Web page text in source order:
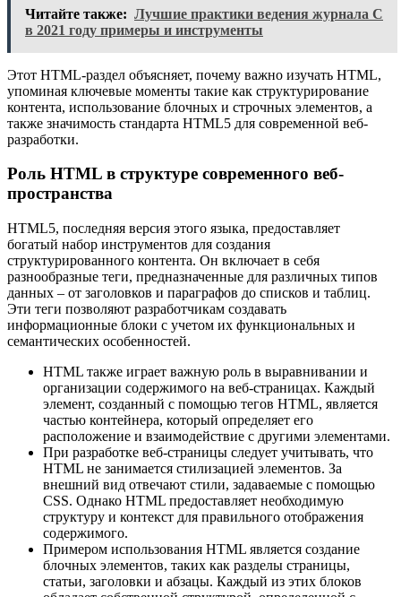
Читайте также: Лучшие практики ведения журнала C
в 2021 году примеры и инструменты
Этот HTML-раздел объясняет, почему важно изучать HTML,
упоминая ключевые моменты такие как структурирование
контента, использование блочных и строчных элементов, а
также значимость стандарта HTML5 для современной веб-
разработки.
Роль HTML в структуре современного веб-
пространства
HTML5, последняя версия этого языка, предоставляет
богатый набор инструментов для создания
структурированного контента. Он включает в себя
разнообразные теги, предназначенные для различных типов
данных – от заголовков и параграфов до списков и таблиц.
Эти теги позволяют разработчикам создавать
информационные блоки с учетом их функциональных и
семантических особенностей.
HTML также играет важную роль в выравнивании и
организации содержимого на веб-страницах. Каждый
элемент, созданный с помощью тегов HTML, является
частью контейнера, который определяет его
расположение и взаимодействие с другими элементами.
При разработке веб-страницы следует учитывать, что
HTML не занимается стилизацией элементов. За
внешний вид отвечают стили, задаваемые с помощью
CSS. Однако HTML предоставляет необходимую
структуру и контекст для правильного отображения
содержимого.
Примером использования HTML является создание
блочных элементов, таких как разделы страницы,
статьи, заголовки и абзацы. Каждый из этих блоков